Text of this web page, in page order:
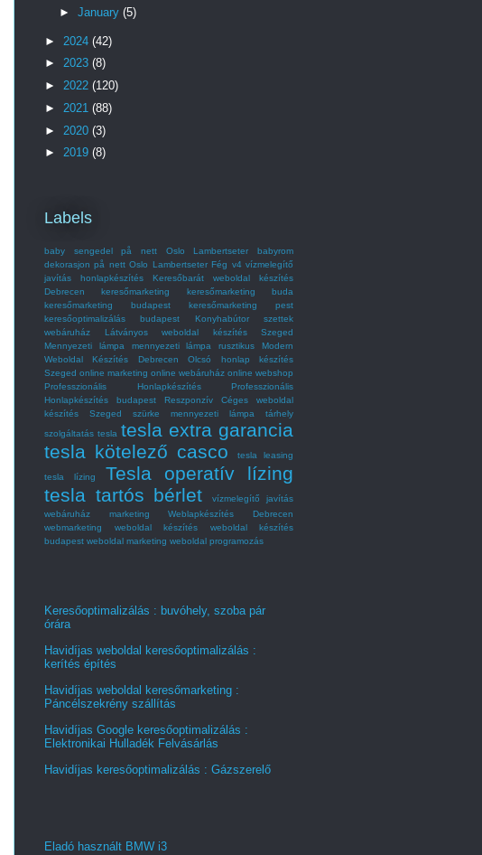
► January (5)
► 2024 (42)
► 2023 (8)
► 2022 (120)
► 2021 (88)
► 2020 (3)
► 2019 (8)
Labels
baby sengedel på nett Oslo Lambertseter
babyrom
dekorasjon på nett Oslo Lambertseter Fég v4 vízmelegítő
javítás
honlapkészítés
Keresőbarát weboldal készítés
Debrecen
keresőmarketing
keresőmarketing buda
keresőmarketing budapest
keresőmarketing pest
keresőoptimalizálás budapest
Konyhabútor szettek
webáruház
Látványos weboldal készítés Szeged
Mennyezeti lámpa
mennyezeti lámpa rusztikus
Modern
Weboldal Készítés Debrecen
Olcsó honlap készítés
Szeged online marketing online webáruház online webshop
Professzionális Honlapkészítés
Professzionális
Honlapkészítés budapest
Reszponzív Céges weboldal
készítés Szeged
szürke mennyezeti lámpa
tárhely
szolgáltatás tesla tesla extra garancia
tesla kötelező casco
tesla leasing
tesla lízing
Tesla operatív lízing
tesla tartós bérlet
vízmelegítő javítás
webáruház marketing
Weblapkészítés Debrecen
webmarketing
weboldal készítés
weboldal készítés
budapest weboldal marketing weboldal programozás
Keresőoptimalizálás : buvóhely, szoba pár
órára
Havidíjas weboldal keresőoptimalizálás :
kerítés építés
Havidíjas weboldal keresőmarketing :
Páncélszekrény szállítás
Havidíjas Google keresőoptimalizálás :
Elektronikai Hulladék Felvásárlás
Havidíjas keresőoptimalizálás : Gázszerelő
Eladó használt BMW i3